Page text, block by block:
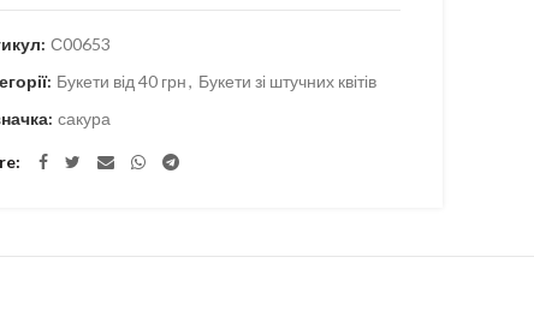
С00653
Букети від 40 грн, Букети зі штучних квітів
сакура